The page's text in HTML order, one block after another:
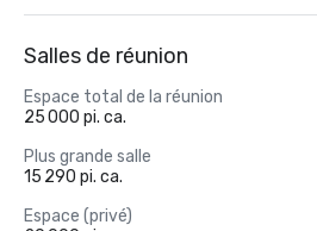
Salles de réunion
Espace total de la réunion
25 000 pi. ca.
Plus grande salle
15 290 pi. ca.
Espace (privé)